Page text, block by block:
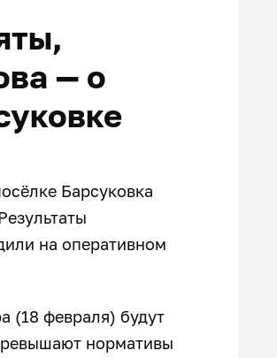
— о
Барсуковка
на оперативном
(18 февраля) будут
нормативы